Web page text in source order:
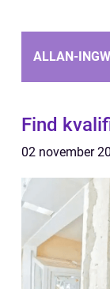
ALLAN-
Find
02 november